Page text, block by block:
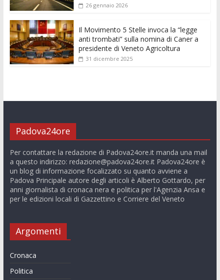
26 gennaio 2026
Il Movimento 5 Stelle invoca la “legge
anti trombati” sulla nomina di Caner a
presidente di Veneto Agricoltura
31 dicembre 2025
Padova24ore
Per contattare la redazione di Padova24ore.it manda una mail
a questo indirizzo: redazione@padova24ore.itPadova24ore è
un blog di informazione focalizzato su quanto avviene a
Padova Principale autore degli articoli è Alberto Gottardo, per
anni giornalista di cronaca nera e politica per l'Agenzia Ansa e
per le edizioni locali di Gazzettino e Corriere del Veneto
Argomenti
Cronaca
Politica